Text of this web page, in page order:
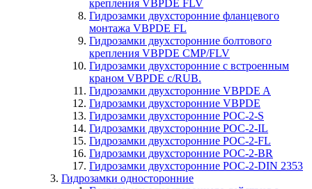
крепления VBPDE FLV
Гидрозамки двухсторонние фланцевого
монтажа VBPDE FL
Гидрозамки двухсторонние болтового
крепления VBPDE CMP/FLV
Гидрозамки двухсторонние с вcтроенным
краном VBPDE c/RUB.
Гидрозамки двухсторонние VBPDE A
Гидрозамки двухсторонние VBPDE
Гидрозамки двухсторонние POC-2-S
Гидрозамки двухсторонние POC-2-IL
Гидрозамки двухсторонние POC-2-FL
Гидрозамки двухсторонние POC-2-BR
Гидрозамки двухсторонние POC-2-DIN 2353
Гидрозамки односторонние